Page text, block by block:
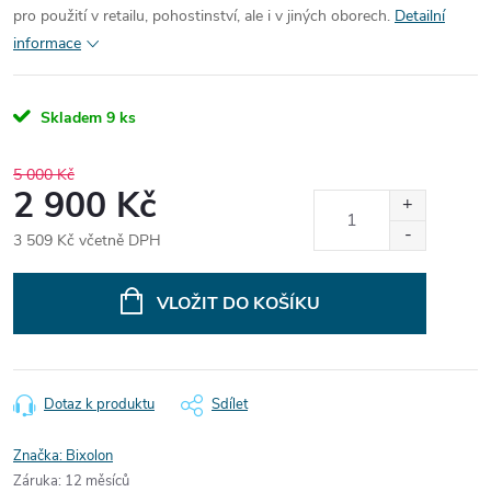
pro použití v retailu, pohostinství, ale i v jiných oborech. Detailní
informace
Skladem 9 ks
5 000 Kč
2 900 Kč
3 509 Kč včetně DPH
VLOŽIT DO KOŠÍKU
Dotaz k produktu Sdílet
Značka: Bixolon
Záruka: 12 měsíců